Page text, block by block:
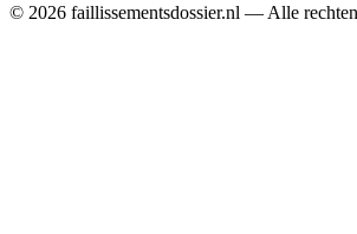
© 2026 faillissementsdossier.nl — Alle